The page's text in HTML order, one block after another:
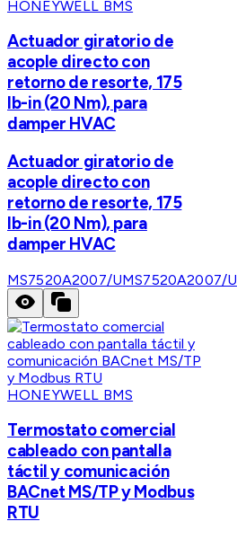
HONEYWELL BMS
Actuador giratorio de
acople directo con
retorno de resorte, 175
lb-in (20 Nm), para
damper HVAC
Actuador giratorio de
acople directo con
retorno de resorte, 175
lb-in (20 Nm), para
damper HVAC
MS7520A2007/UMS7520A2007/U
HONEYWELL BMS
Termostato comercial
cableado con pantalla
táctil y comunicación
BACnet MS/TP y Modbus
RTU